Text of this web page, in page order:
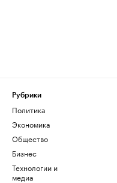
Рубрики
Политика
Экономика
Общество
Бизнес
Технологии и
медиа